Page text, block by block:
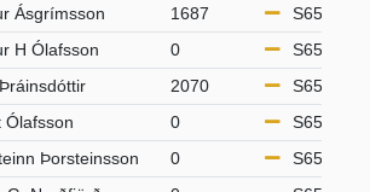
Ásgrímsson 1687 S65
H Ólafsson 0 S65
2070 S65
Ólafsson 0 S65
Þorsteinsson 0 S65